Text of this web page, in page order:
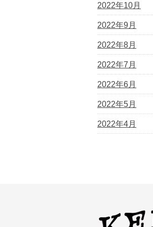
2022年10月
2022年9月
2022年8月
2022年7月
2022年6月
2022年5月
2022年4月